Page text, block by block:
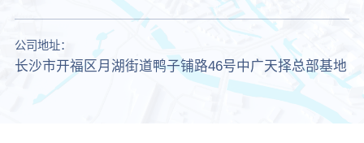
公司地址：
长沙市开福区月湖街道鸭子铺路46号中广天择总部基地